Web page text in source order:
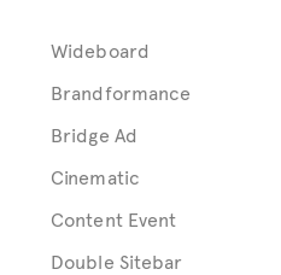
Wideboard
Brandformance
Bridge Ad
Cinematic
Content Event
Double Sitebar